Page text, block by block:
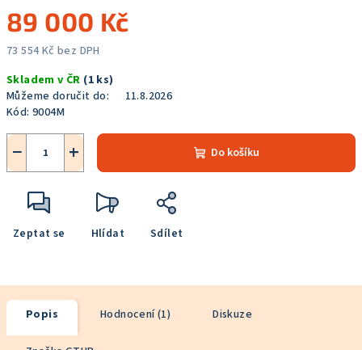
89 000 Kč
73 554 Kč bez DPH
cena:
Skladem v ČR (1 ks)
Můžeme doručit do:
11.8.2026
Kód: 9004M
+
− Do košíku
Zeptat se Hlídat Sdílet
Popis Hodnocení (1) Diskuze